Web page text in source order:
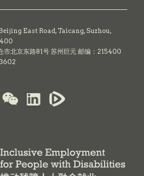
East Road,Taicang,Suzhou,
市北京东路81号 苏州巨元 邮编：215400